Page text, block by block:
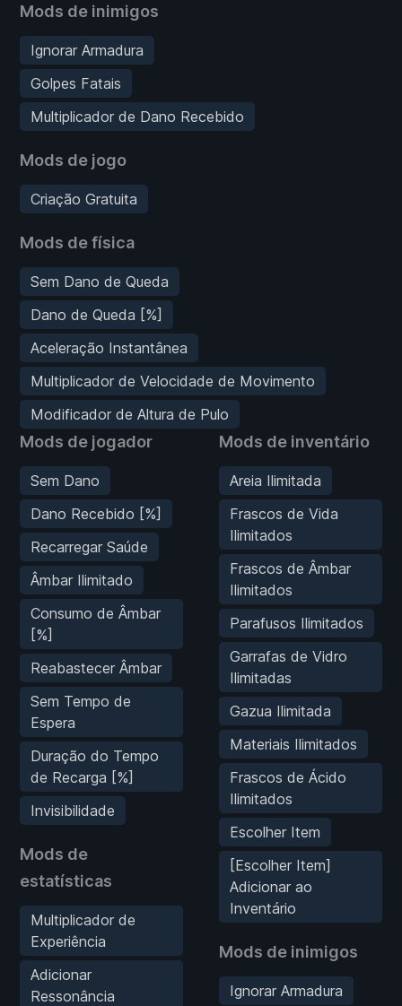
Mods de inimigos
Ignorar Armadura
Golpes Fatais
Multiplicador de Dano Recebido
Mods de jogo
Criação Gratuita
Mods de física
Sem Dano de Queda
Dano de Queda [%]
Aceleração Instantânea
Multiplicador de Velocidade de Movimento
Modificador de Altura de Pulo
Mods de jogador
Sem Dano
Dano Recebido [%]
Recarregar Saúde
Âmbar Ilimitado
Consumo de Âmbar
[%]
Reabastecer Âmbar
Sem Tempo de
Espera
Duração do Tempo
de Recarga [%]
Invisibilidade
Mods de
estatísticas
Multiplicador de
Experiência
Adicionar
Ressonância
Mods de inventário
Areia Ilimitada
Frascos de Vida
Ilimitados
Frascos de Âmbar
Ilimitados
Parafusos Ilimitados
Garrafas de Vidro
Ilimitadas
Gazua Ilimitada
Materiais Ilimitados
Frascos de Ácido
Ilimitados
Escolher Item
[Escolher Item]
Adicionar ao
Inventário
Mods de inimigos
Ignorar Armadura